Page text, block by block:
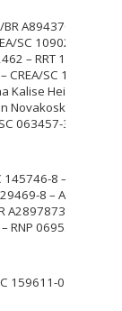
A894370 – RRT
SC 109023-9 –
– RRT 14519365.
CREA/SC 101077-0
Kalise Heinen –
Novakoski de
063457-3 – ART
145746-8 – ART
8 – ART
A2897873 – RRT
RNP 06953643919
159611-0 – ART